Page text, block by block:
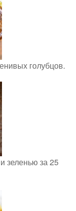
голубцов.
зеленью за 25